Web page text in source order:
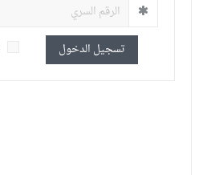
تسجيل الدخول